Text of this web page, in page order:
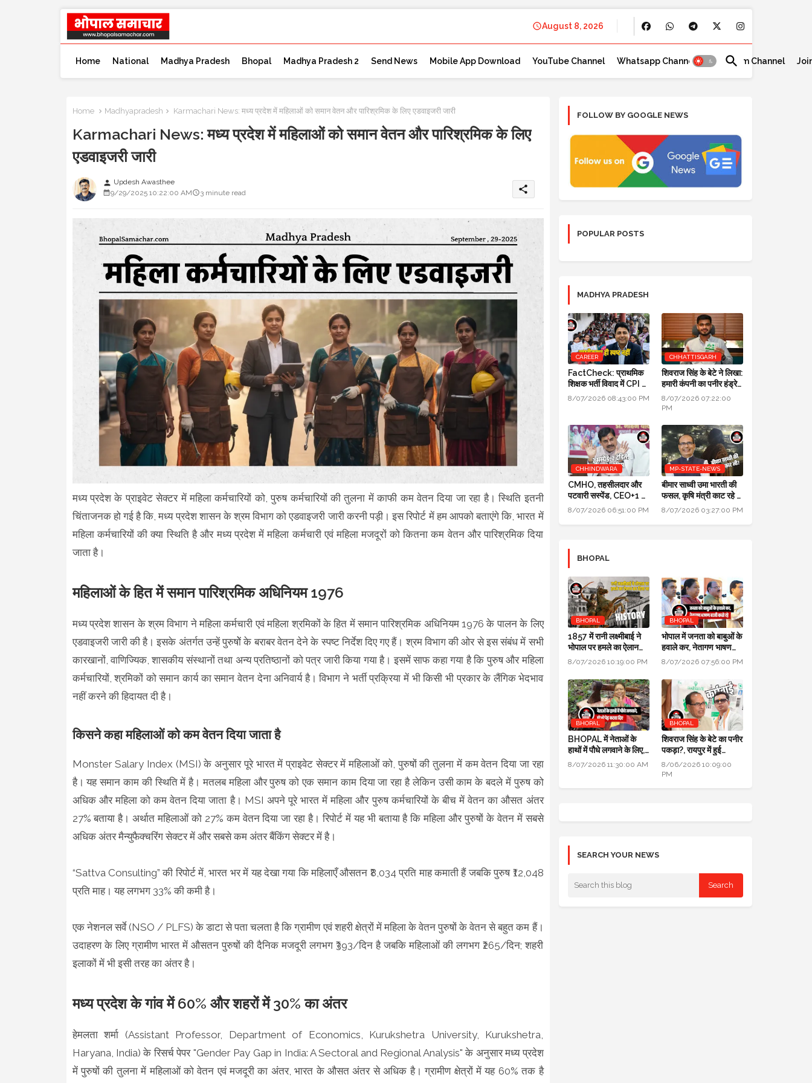
August 8, 2026
Home National Madhya Pradesh Bhopal Madhya Pradesh 2 Send News Mobile App Download YouTube Channel Whatsapp Channel Telegram Channel
Home Madhyapradesh Karmachari News: मध्य प्रदेश में महिलाओं को समान वेतन और पारिश्रमिक के लिए एडवाइजरी जारी
Karmachari News: मध्य प्रदेश में महिलाओं को समान वेतन और पारिश्रमिक के लिए
एडवाइजरी जारी
person Updesh Awasthee
9/29/2025 10:22:00 AM
3 minute read share
मध्य प्रदेश के प्राइवेट सेक्टर में महिला कर्मचारियों को, पुरुष कर्मचारियों की तुलना में काफी कम वेतन दिया जा रहा है। स्थिति इतनी
चिंताजनक हो गई है कि, मध्य प्रदेश शासन के श्रम विभाग को एडवाइजरी जारी करनी पड़ी। इस रिपोर्ट में हम आपको बताएंगे कि, भारत में
महिला कर्मचारियों की क्या स्थिति है और मध्य प्रदेश में महिला कर्मचारी एवं महिला मजदूरों को कितना कम वेतन और पारिश्रमिक दिया
जाता है।
महिलाओं के हित में समान पारिश्रमिक अधिनियम 1976
मध्य प्रदेश शासन के श्रम विभाग ने महिला कर्मचारी एवं महिला श्रमिकों के हित में समान पारिश्रमिक अधिनियम 1976 के पालन के लिए
एडवाइजरी जारी की है। इसके अंतर्गत उन्हें पुरुषोें के बराबर वेतन देने के स्पष्ट निर्देश दिए गए हैं। श्रम विभाग की ओर से इस संबंध में सभी
कारखानों, वाणिज्यिक, शासकीय संस्थानों तथा अन्य प्रतिष्ठानों को पत्र जारी किया गया है। इसमें साफ कहा गया है कि पुरुष और महिला
कर्मचारियों, श्रमिकों को समान कार्य का समान वेतन देना अनिवार्य है। विभाग ने भर्ती प्रक्रिया में भी किसी भी प्रकार के लैंगिक भेदभाव
नहीं करने की हिदायत दी है।
किसने कहा महिलाओं को कम वेतन दिया जाता है
Monster Salary Index (MSI) के अनुसार पूरे भारत में प्राइवेट सेक्टर में महिलाओं को, पुरुषों की तुलना में कम वेतन दिया जा रहा
है। यह समान काम की स्थिति में है। मतलब महिला और पुरुष को एक समान काम दिया जा रहा है लेकिन उसी काम के बदले में पुरुष को
अधिक और महिला को कम वेतन दिया जाता है। MSI अपने पूरे भारत में महिला और पुरुष कर्मचारियों के बीच में वेतन का औसत अंतर
27% बताया है। अर्थात महिलाओं को 27% कम वेतन दिया जा रहा है। रिपोर्ट में यह भी बताया है कि महिला और पुरुषों के वेतन में सबसे
अधिक अंतर मैन्युफैक्चरिंग सेक्टर में और सबसे कम अंतर बैंकिंग सेक्टर में है।
“Sattva Consulting” की रिपोर्ट में, भारत भर में यह देखा गया कि महिलाएँ औसतन ₹8,034 प्रति माह कमाती हैं जबकि पुरुष ₹12,048
प्रति माह। यह लगभग 33% की कमी है।
एक नेशनल सर्वे (NSO / PLFS) के डाटा से पता चलता है कि ग्रामीण एवं शहरी क्षेत्रों में महिला के वेतन पुरुषों के वेतन से बहुत कम हैं।
उदाहरण के लिए ग्रामीण भारत में औसतन पुरुषों की दैनिक मजदूरी लगभग ₹393/दिन है जबकि महिलाओं की लगभग ₹265/दिन; शहरी
इलाकों में भी इसी तरह का अंतर है।
मध्य प्रदेश के गांव में 60% और शहरों में 30% का अंतर
हेमलता शर्मा (Assistant Professor, Department of Economics, Kurukshetra University, Kurukshetra,
Haryana, India) के रिसर्च पेपर "Gender Pay Gap in India: A Sectoral and Regional Analysis" के अनुसार मध्य प्रदेश
में पुरुषों की तुलना में महिलाओं को वेतन एवं मजदूरी का अंतर, भारत के औसत अंतर से अधिक है। ग्रामीण क्षेत्रों में यह 60% तक है
FOLLOW BY GOOGLE NEWS
POPULAR POSTS
MADHYA PRADESH
CAREER
FactCheck: प्राथमिक
शिक्षक भर्ती विवाद में CPI का
स्पष्टीकरण ही स्पष्ट नहीं
8/07/2026 08:43:00 PM
CHHATTISGARH
शिवराज सिंह के बेटे ने लिखा:
हमारी कंपनी का पनीर हंड्रेड
परसेंट प्योर है, लैब रिपोर्ट आ
गई है
8/07/2026 07:22:00
PM
CHHINDWARA
CMHO, तहसीलदार और
पटवारी सस्पेंड, CEO+1 का
सैलरी इंक्रीमेंट स्टॉप,
8/07/2026 06:51:00 PM
MP-STATE-NEWS
बीमार साध्वी उमा भारती की
फसल, कृषि मंत्री काट रहे हैं:
पॉलिटिक्स गजब है @ दतिया
8/07/2026 03:27:00 PM
BHOPAL
BHOPAL
1857 में रानी लक्ष्मीबाई ने
भोपाल पर हमले का ऐलान
कर दिया था, बेगम ने रानी को
8/07/2026 10:19:00 PM
BHOPAL
भोपाल में जनता को बाबुओं के
हवाले कर, नेतागण भाषण
बाजी करते रहे: मुख्यमंत्री
8/07/2026 07:56:00 PM
BHOPAL
BHOPAL में नेताओं के
हाथों में पौधे लगवाने के लिए,
700 हरे भरे पेड़ कटवा दिए
8/07/2026 11:30:00 AM
BHOPAL
शिवराज सिंह के बेटे का पनीर
पकड़ा?, रायपुर में हुई
कार्रवाई, जांच के लिए लैब
भेजा
8/06/2026 10:09:00
PM
SEARCH YOUR NEWS